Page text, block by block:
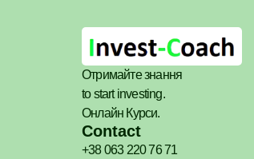
Отримайте знання
to start investing.
Онлайн Курси.
Contact
+38 063 220 76 71